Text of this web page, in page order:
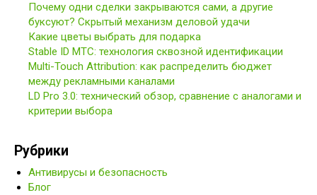
Почему одни сделки закрываются сами, а другие
буксуют? Скрытый механизм деловой удачи
Какие цветы выбрать для подарка
Stable ID МТС: технология сквозной идентификации
Multi-Touch Attribution: как распределить бюджет
между рекламными каналами
LD Pro 3.0: технический обзор, сравнение с аналогами и
критерии выбора
Рубрики
Антивирусы и безопасность
Блог